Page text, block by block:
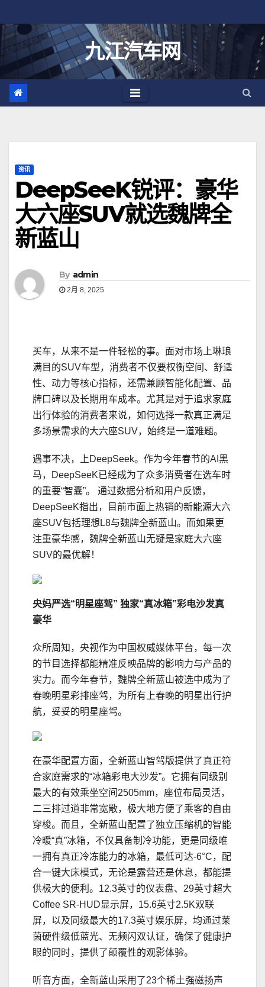
至
九江汽车网
资讯
DeepSeeK锐评：豪华
大六座SUV就选魏牌全
新蓝山
By admin
2月 8, 2025
买车，从来不是一件轻松的事。面对市场上琳琅
满目的SUV车型，消费者不仅要权衡空间、舒适
性、动力等核心指标，还需兼顾智能化配置、品
牌口碑以及长期用车成本。尤其是对于追求家庭
出行体验的消费者来说，如何选择一款真正满足
多场景需求的大六座SUV，始终是一道难题。
遇事不决，上DeepSeek。作为今年春节的AI黑
马，DeepSeeK已经成为了众多消费者在选车时
的重要“智囊”。 通过数据分析和用户反馈，
DeepSeeK指出，目前市面上热销的新能源大六
座SUV包括理想L8与魏牌全新蓝山。而如果更
注重豪华感，魏牌全新蓝山无疑是家庭大六座
SUV的最优解！
央妈严选“明星座驾” 独家“真冰箱”彩电沙发真
豪华
众所周知，央视作为中国权威媒体平台，每一次
的节目选择都能精准反映品牌的影响力与产品的
实力。而今年春节，魏牌全新蓝山被选中成为了
春晚明星彩排座驾，为所有上春晚的明星出行护
航，妥妥的明星座驾。
在豪华配置方面，全新蓝山智驾版提供了真正符
合家庭需求的“冰箱彩电大沙发”。它拥有同级别
最大的有效乘坐空间2505mm，座位布局灵活，
二三排过道非常宽敞，极大地方便了乘客的自由
穿梭。而且，全新蓝山配置了独立压缩机的智能
冷暖“真”冰箱，不仅具备制冷功能，更是同级唯
一拥有真正冷冻能力的冰箱，最低可达-6°C，配
合一键大床模式，无论是露营还是休息，都能提
供极大的便利。12.3英寸的仪表盘、29英寸超大
Coffee SR-HUD显示屏，15.6英寸2.5K双联
屏，以及同级最大的17.3英寸娱乐屏，均通过莱
茵硬件级低蓝光、无频闪双认证，确保了健康护
眼的同时，提供了颠覆性的观影体验。
听音方面，全新蓝山采用了23个稀土强磁扬声